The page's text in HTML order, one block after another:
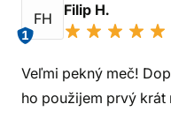
FH
1
Filip H.
Veľmi pekný meč!
ho použijem prvý krát